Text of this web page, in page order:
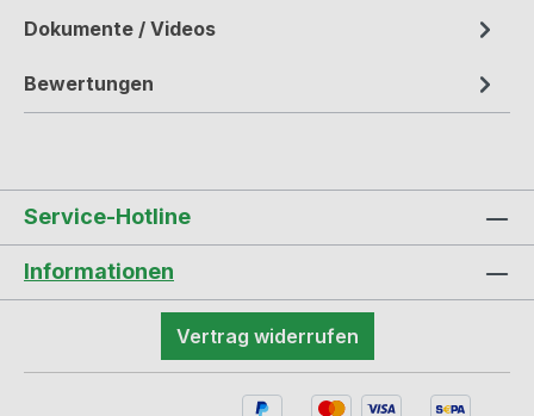
Dokumente / Videos
Bewertungen
Service-Hotline
Informationen
Vertrag widerrufen